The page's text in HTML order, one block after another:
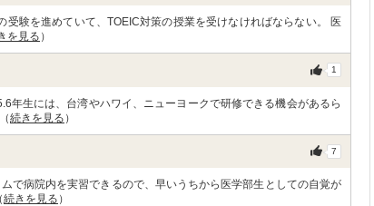
験を進めていて、TOEIC対策の授業を受けなければならない。 医
を見る ）
1
年生には、台湾やハワイ、ニューヨークで研修できる機会があるら
続きを見る ）
7
で病院内を実習できるので、早いうちから医学部生としての自覚が
続きを見る ）